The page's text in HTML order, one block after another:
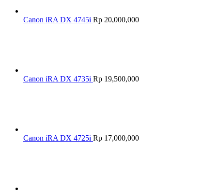
Canon iRA DX 4745i Rp 20,000,000
Canon iRA DX 4735i Rp 19,500,000
Canon iRA DX 4725i Rp 17,000,000